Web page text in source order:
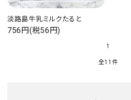
淡路島牛乳ミルクたると
756円(税56円)
1
全11件